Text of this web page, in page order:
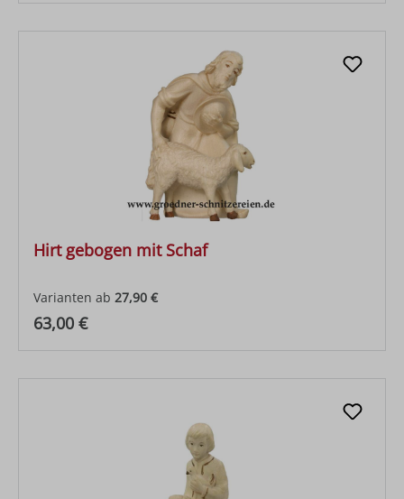
Hirt gebogen mit Schaf
Varianten ab 27,90 €
Regulärer Preis:
63,00 €